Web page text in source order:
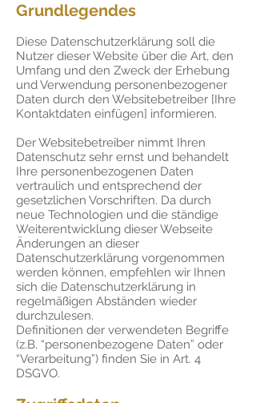
Grundlegendes
Diese Datenschutzerklärung soll die
Nutzer dieser Website über die Art, den
Umfang und den Zweck der Erhebung
und Verwendung personenbezogener
Daten durch den Websitebetreiber [Ihre
Kontaktdaten einfügen] informieren.
Der Websitebetreiber nimmt Ihren
Datenschutz sehr ernst und behandelt
Ihre personenbezogenen Daten
vertraulich und entsprechend der
gesetzlichen Vorschriften. Da durch
neue Technologien und die ständige
Weiterentwicklung dieser Webseite
Änderungen an dieser
Datenschutzerklärung vorgenommen
werden können, empfehlen wir Ihnen
sich die Datenschutzerklärung in
regelmäßigen Abständen wieder
durchzulesen.
Definitionen der verwendeten Begriffe
(z.B. “personenbezogene Daten” oder
“Verarbeitung”) finden Sie in Art. 4
DSGVO.